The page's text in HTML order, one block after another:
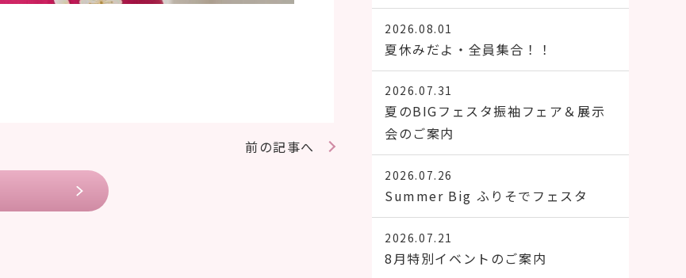
前の記事へ
2026.08.01
夏休みだよ・全員集合！！
2026.07.31
夏のBIGフェスタ振袖フェア＆展示
会のご案内
2026.07.26
Summer Big ふりそでフェスタ
2026.07.21
8月特別イベントのご案内